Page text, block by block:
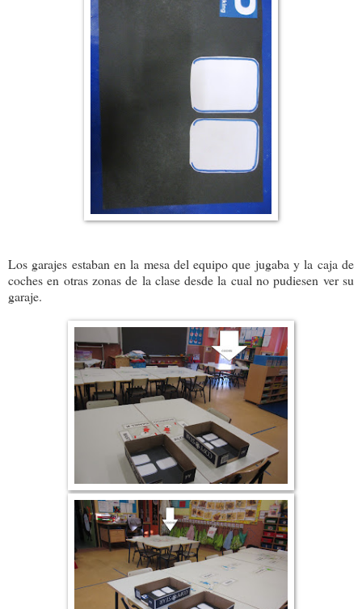
Los garajes estaban en la mesa del equipo que jugaba y la caja de
coches en otras zonas de la clase desde la cual no pudiesen ver su
garaje.